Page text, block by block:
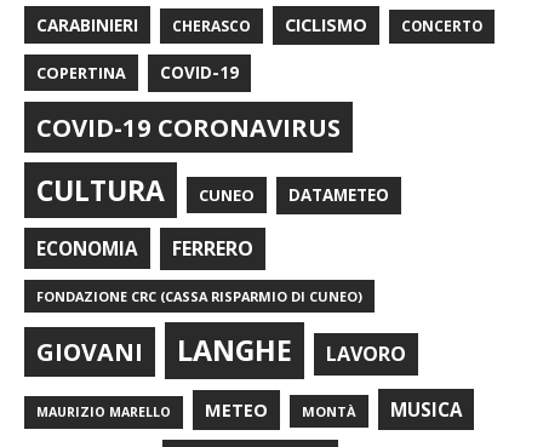
CARABINIERI CHERASCO CICLISMO CONCERTO
COPERTINA COVID-19
COVID-19 CORONAVIRUS
CULTURA CUNEO DATAMETEO
ECONOMIA FERRERO
FONDAZIONE CRC (CASSA RISPARMIO DI CUNEO)
GIOVANI LANGHE LAVORO
MAURIZIO MARELLO METEO MONTÀ MUSICA